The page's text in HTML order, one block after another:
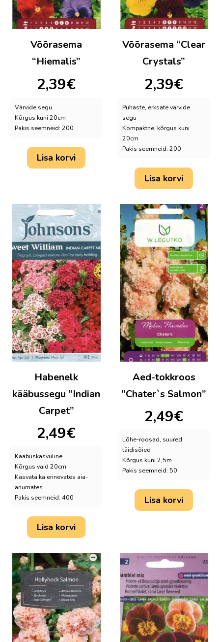
Võõrasema
“Hiemalis”
2,39€
Värvide segu
Kõrgus kuni 20cm
Pakis seemneid: 200
Lisa korvi
Võõrasema “Clear
Crystals”
2,39€
Puhaste, erksate värvide
segu
Kompaktne, kõrgus kuni
20cm
Pakis seemneid: 200
Lisa korvi
Habenelk
kääbussegu “Indian
Carpet”
2,49€
Kääbuskasvuline
Kõrgus vaid 20cm
Kasvata ka erinevates aia-
anumates
Pakis seemneid: 400
Lisa korvi
Aed-tokkroos
“Chater`s Salmon”
2,49€
Lõhe-roosad, suured
täidisõied
Kõrgus kuni 2,5m
Pakis seemneid: 50
Lisa korvi